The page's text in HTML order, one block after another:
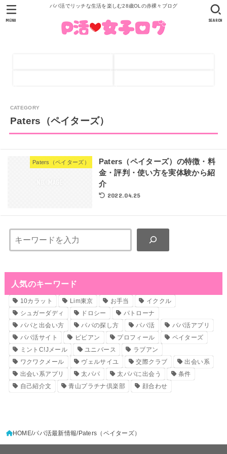
パパ活でリッチな生活を楽しむ28歳OLの赤裸々ブログ
SEARCH
MENU
Paters（ペイターズ）
Paters（ペイターズ）
Paters（ペイターズ）の特徴・料
金・評判・使い方を実体験から紹
介
2022.04.25
索
人気のキーワード
10カラット Lim東京 お手当
イククル
シュガーダディ
ドロシー
パトローナ
パパと出会い方
パパの探し方 パパ活
パパ活アプリ
パパ活サイト
ビビアン プロフィール
ペイターズ
ミントC!Jメール
ユニバース
ラブアン
ワクワクメール
ヴェルサイユ 交際クラブ
出会い系
出会い系アプリ
太パパ 太パパに出会う
条件
自己紹介文
青山プラチナ倶楽部 顔合わせ
HOME パパ活最新情報 Paters（ペイターズ）